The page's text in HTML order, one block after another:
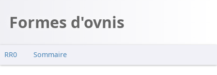
Formes d'ovnis
RR0 Sommaire